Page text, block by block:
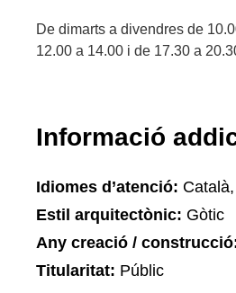
De dimarts a divendres de
12.00 a 14.00 i de 17.30 a
Informació
Idiomes d’atenció:
Estil arquitectònic: Gòtic
Any creació /
Titularitat: Públic